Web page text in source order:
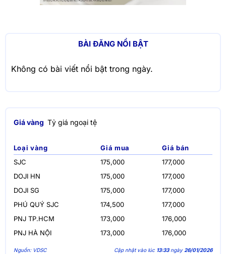
BÀI ĐĂNG NỔI BẬT
Không có bài viết nổi bật trong ngày.
Giá vàng Tỷ giá ngoại tệ
Loại vàng Giá mua
Giá bán
SJC
175,000
177,000
DOJI HN
175,000
177,000
DOJI SG
175,000
177,000
PHÚ QUÝ SJC
174,500
177,000
PNJ TP.HCM
173,000
176,000
PNJ HÀ NỘI
173,000 176,000
Nguồn: VDSC Cập nhật vào lúc 13:33ngày 26/01/2026